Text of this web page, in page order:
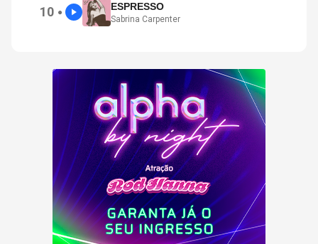
10 ● ESPRESSO
Sabrina Carpenter